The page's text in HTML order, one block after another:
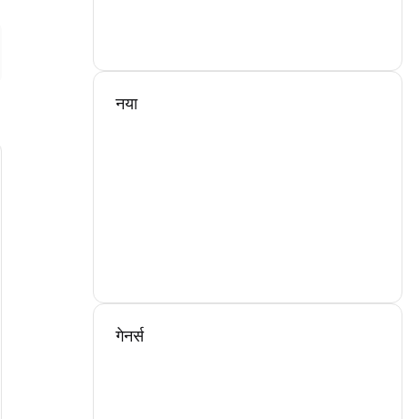
नया
गेनर्स